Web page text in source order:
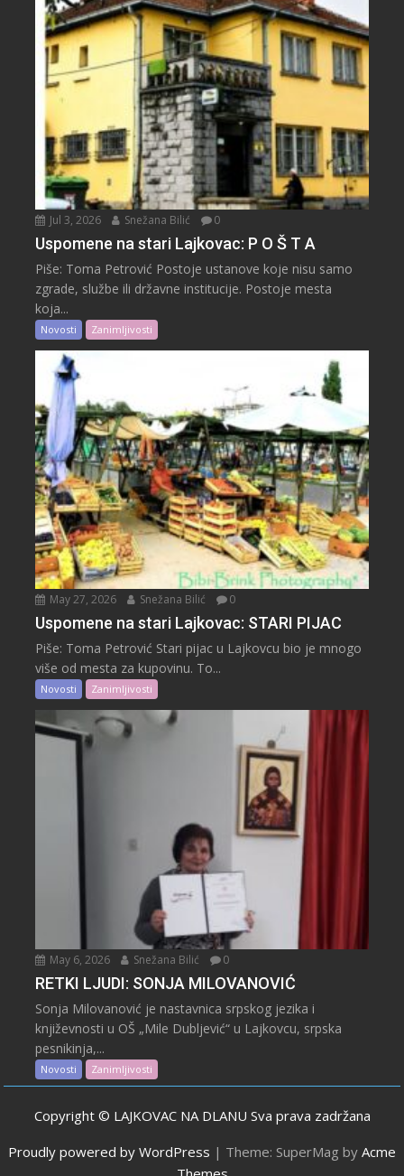
Jul 3, 2026 Snežana Bilić 0
Uspomene na stari Lajkovac: P O Š T A
Piše: Toma Petrović Postoje ustanove koje nisu samo
zgrade, službe ili državne institucije. Postoje mesta
koja...
Novosti Zanimljivosti
May 27, 2026 Snežana Bilić 0
Uspomene na stari Lajkovac: STARI PIJAC
Piše: Toma Petrović Stari pijac u Lajkovcu bio je mnogo
više od mesta za kupovinu. To...
Novosti Zanimljivosti
May 6, 2026 Snežana Bilić 0
RETKI LJUDI: SONJA MILOVANOVIĆ
Sonja Milovanović je nastavnica srpskog jezika i
književnosti u OŠ „Mile Dubljević“ u Lajkovcu, srpska
pesnikinja,...
Novosti Zanimljivosti
Copyright © LAJKOVAC NA DLANU Sva prava zadržana
Proudly powered by WordPress | Theme: SuperMag by Acme